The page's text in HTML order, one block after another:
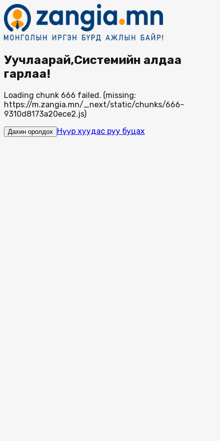
Уучлаарай,Системийн алдаа
гарлаа!
Loading chunk 666 failed. (missing:
https://m.zangia.mn/_next/static/chunks/666-
9310d8173a20ece2.js)
Дахин оролдох Нүүр хуудас руу буцах